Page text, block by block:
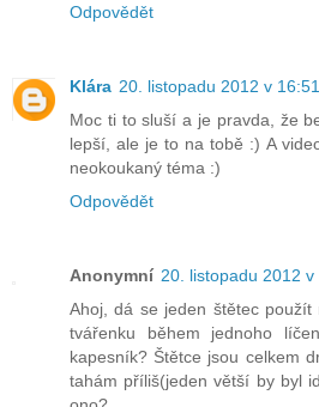
Odpovědět
Klára 20. listopadu 2012 v 16:51
Moc ti to sluší a je pravda, že
lepší, ale je to na tobě :) A
neokoukaný téma :)
Odpovědět
Anonymní 20. listopadu 2012 v
Ahoj, dá se jeden štětec
tvářenku během jednoho
kapesník? Štětce jsou celkem
tahám příliš(jeden větší by byl